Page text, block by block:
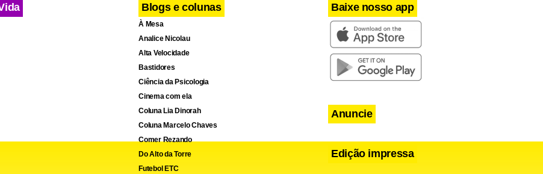
Blogs e colunas
À Mesa
Analice Nicolau
Alta Velocidade
Bastidores
Ciência da Psicologia
Cinema com ela
Coluna Lia Dinorah
Coluna Marcelo Chaves
Comer Rezando
Do Alto da Torre
Futebol ETC
Baixe nosso app
Anuncie
Edição impressa